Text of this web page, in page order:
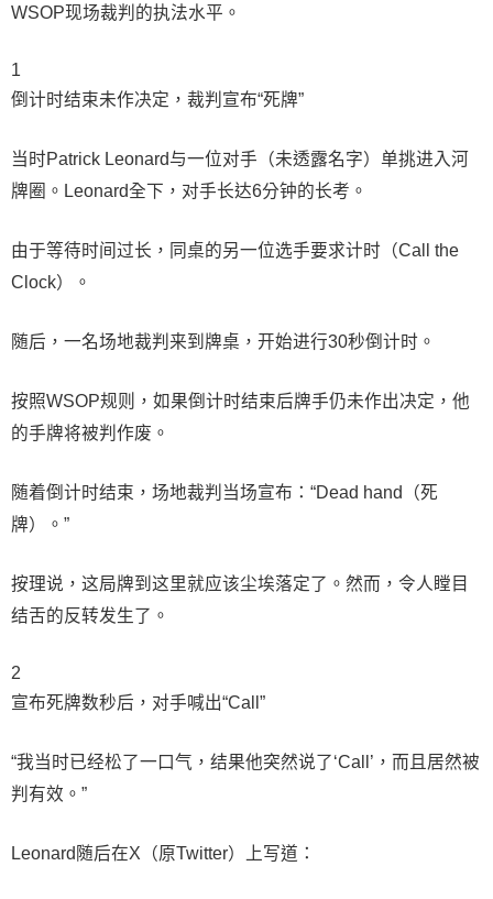
WSOP现场裁判的执法水平。
1
倒计时结束未作决定，裁判宣布“死牌”
当时Patrick Leonard与一位对手（未透露名字）单挑进入河
牌圈。Leonard全下，对手长达6分钟的长考。
由于等待时间过长，同桌的另一位选手要求计时（Call the
Clock）。
随后，一名场地裁判来到牌桌，开始进行30秒倒计时。
按照WSOP规则，如果倒计时结束后牌手仍未作出决定，他
的手牌将被判作废。
随着倒计时结束，场地裁判当场宣布：“Dead hand（死
牌）。”
按理说，这局牌到这里就应该尘埃落定了。然而，令人瞠目
结舌的反转发生了。
2
宣布死牌数秒后，对手喊出“Call”
“我当时已经松了一口气，结果他突然说了‘Call’，而且居然被
判有效。”
Leonard随后在X（原Twitter）上写道：